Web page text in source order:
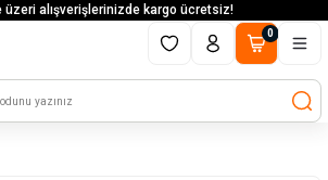
üzeri alışverişlerinizde kargo ücretsiz!
0